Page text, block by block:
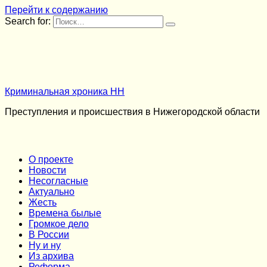
Перейти к содержанию
Search for:
Криминальная хроника НН
Преступления и происшествия в Нижегородской области
О проекте
Новости
Несогласные
Актуально
Жесть
Времена былые
Громкое дело
В России
Ну и ну
Из архива